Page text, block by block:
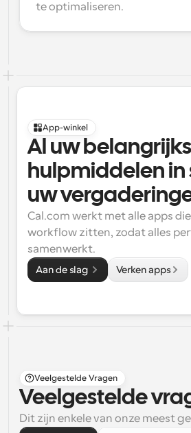
te optimaliseren.
App-winkel
Al uw
hulpmiddelen in
uw
Cal.com werkt met alle apps
workflow zitten, zodat alles
samenwerkt.
Aan de slag Verken apps
Veelgestelde Vragen
Veelgestelde
Dit zijn enkele van onze meest